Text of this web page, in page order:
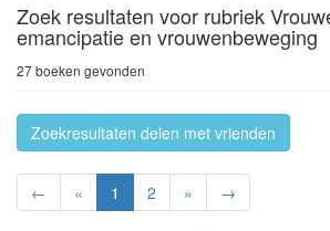
Zoek resultaten voor rubriek
emancipatie en vrouwenbeweging
27 boeken gevonden
Zoekresultaten delen met vrienden
← « 1 2 » →